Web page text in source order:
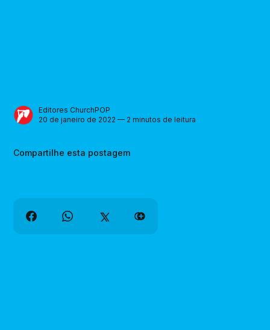
Editores ChurchPOP
20 de janeiro de 2022 — 2 minutos de leitura
Compartilhe esta postagem